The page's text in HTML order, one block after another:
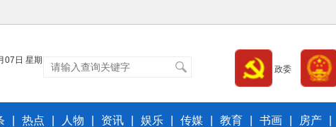
07日 星期
政委
热点 人物 资讯 娱乐 传媒 教育 书画 房产